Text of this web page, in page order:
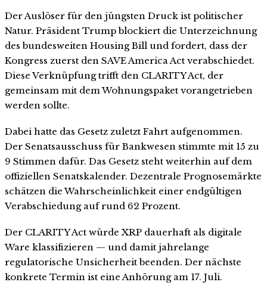
Der Auslöser für den jüngsten Druck ist politischer
Natur. Präsident Trump blockiert die Unterzeichnung
des bundesweiten Housing Bill und fordert, dass der
Kongress zuerst den SAVE America Act verabschiedet.
Diese Verknüpfung trifft den CLARITY Act, der
gemeinsam mit dem Wohnungspaket vorangetrieben
werden sollte.
Dabei hatte das Gesetz zuletzt Fahrt aufgenommen.
Der Senatsausschuss für Bankwesen stimmte mit 15 zu
9 Stimmen dafür. Das Gesetz steht weiterhin auf dem
offiziellen Senatskalender. Dezentrale Prognosemärkte
schätzen die Wahrscheinlichkeit einer endgültigen
Verabschiedung auf rund 62 Prozent.
Der CLARITY Act würde XRP dauerhaft als digitale
Ware klassifizieren — und damit jahrelange
regulatorische Unsicherheit beenden. Der nächste
konkrete Termin ist eine Anhörung am 17. Juli.